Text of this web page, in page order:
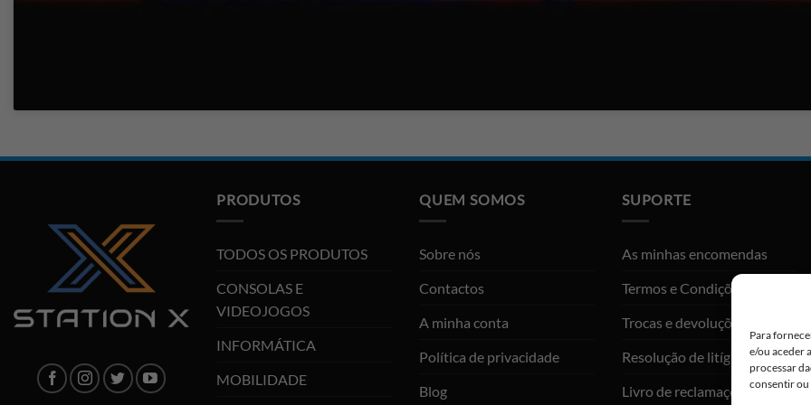
Para
e/ou aceder
processar
consentir ou
PRODUTOS
TODOS OS PRODUTOS
CONSOLAS E
VIDEOJOGOS
INFORMÁTICA
MOBILIDADE
QUEM SOMOS
Sobre nós
Contactos
A minha conta
Política de privacidade
Blog
SUPORTE
As minhas encomendas
Termos e Condições
Trocas e devoluções
Resolução de litígios
Livro de reclamações